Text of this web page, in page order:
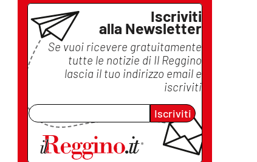
Iscriviti
alla Newsletter
Se vuoi ricevere gratuitamente
tutte le notizie di Il Reggino
lascia il tuo indirizzo email e
iscriviti
Iscriviti